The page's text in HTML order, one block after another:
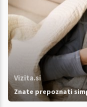
Vizita.si
Znate prepoznati